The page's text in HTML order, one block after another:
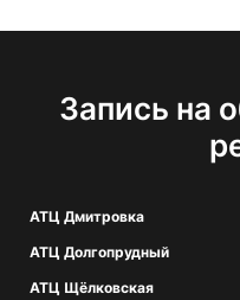
Запись на
АТЦ Дмитровка
АТЦ Долгопрудный
АТЦ Щёлковская